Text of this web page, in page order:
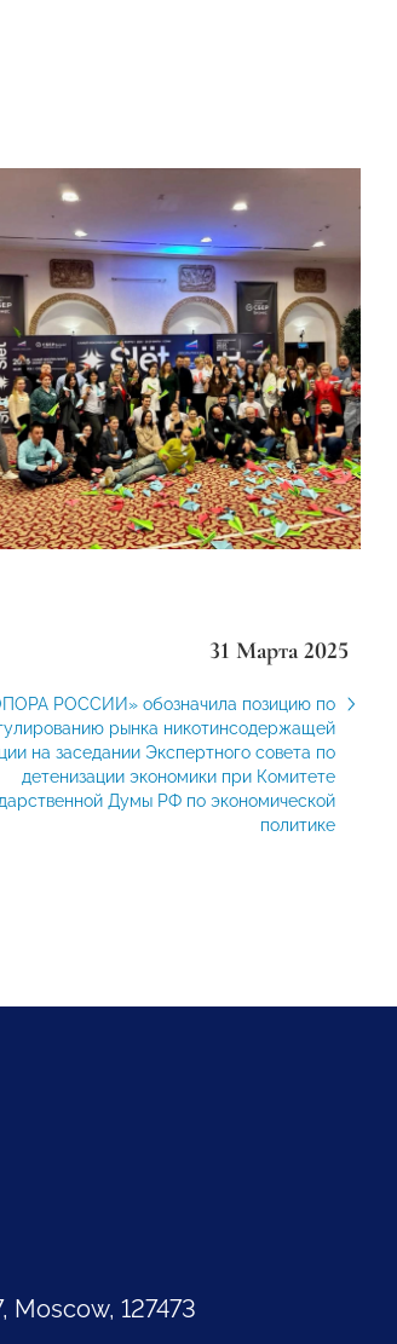
31 Марта 2025
РОССИИ» обозначила позицию по
рынка никотинсодержащей
на заседании Экспертного совета по
детенизации экономики при Комитете
Думы РФ по экономической
политике
127473